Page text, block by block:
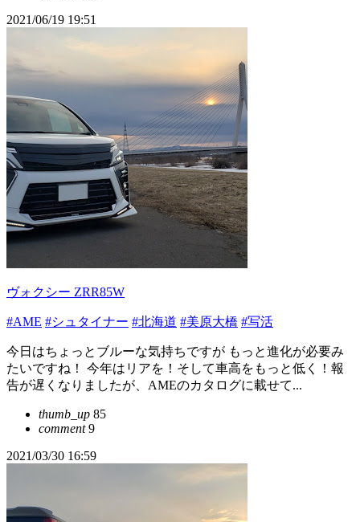
2021/06/19 19:51
ヴォクシー ZRR85W
#AME #シュタイナー #北海道 #美原大橋 #写活
今日はちょっとブルーな気持ちですが もっと進化が必要み
たいですね！ 今年はリアを！そして車高をもっと低く！報
告が遅くなりましたが、AMEのカタログに載せて...
thumb_up 85
comment9
2021/03/30 16:59